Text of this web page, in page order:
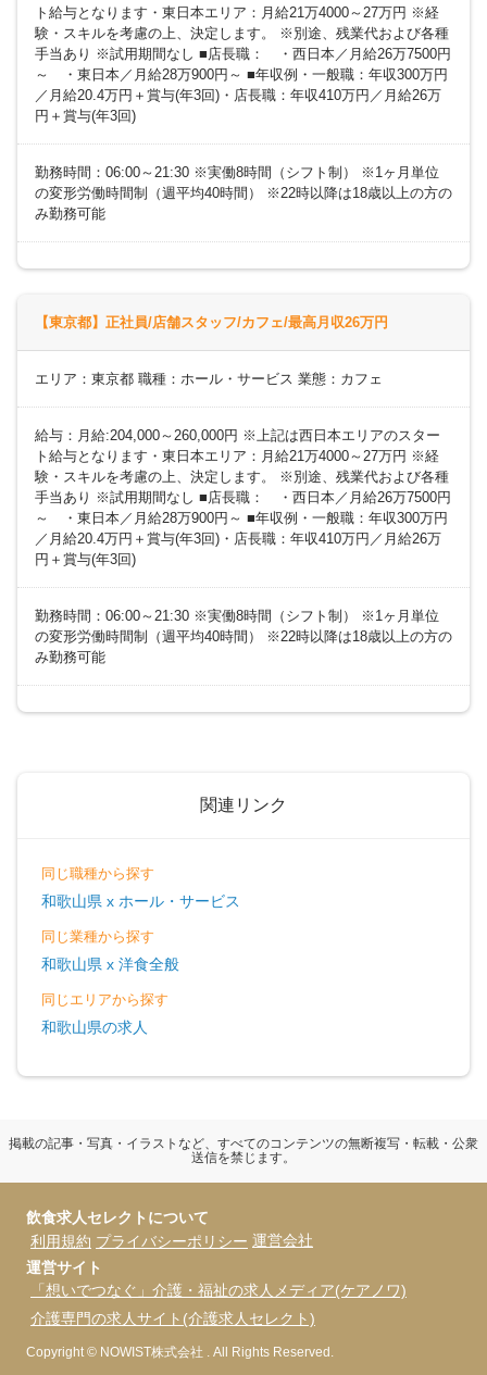
ト給与となります・東日本エリア：月給21万4000～27万円 ※経
験・スキルを考慮の上、決定します。 ※別途、残業代および各種
手当あり ※試用期間なし ■店長職： ・西日本／月給26万7500円
～ ・東日本／月給28万900円～ ■年収例・一般職：年収300万円
／月給20.4万円＋賞与(年3回)・店長職：年収410万円／月給26万
円＋賞与(年3回)
勤務時間：06:00～21:30 ※実働8時間（シフト制） ※1ヶ月単位
の変形労働時間制（週平均40時間） ※22時以降は18歳以上の方の
み勤務可能
【東京都】正社員/店舗スタッフ/カフェ/最高月収26万円
エリア：東京都 職種：ホール・サービス 業態：カフェ
給与：月給:204,000～260,000円 ※上記は西日本エリアのスター
ト給与となります・東日本エリア：月給21万4000～27万円 ※経
験・スキルを考慮の上、決定します。 ※別途、残業代および各種
手当あり ※試用期間なし ■店長職： ・西日本／月給26万7500円
～ ・東日本／月給28万900円～ ■年収例・一般職：年収300万円
／月給20.4万円＋賞与(年3回)・店長職：年収410万円／月給26万
円＋賞与(年3回)
勤務時間：06:00～21:30 ※実働8時間（シフト制） ※1ヶ月単位
の変形労働時間制（週平均40時間） ※22時以降は18歳以上の方の
み勤務可能
関連リンク
同じ職種から探す
和歌山県 x ホール・サービス
同じ業種から探す
和歌山県 x 洋食全般
同じエリアから探す
和歌山県の求人
掲載の記事・写真・イラストなど、すべてのコンテンツの無断複写・転載・公衆
送信を禁じます。
飲食求人セレクトについて
利用規約 プライバシーポリシー 運営会社
運営サイト
「想いでつなぐ」介護・福祉の求人メディア(ケアノワ)
介護専門の求人サイト(介護求人セレクト)
Copyright © NOWIST株式会社 . All Rights Reserved.